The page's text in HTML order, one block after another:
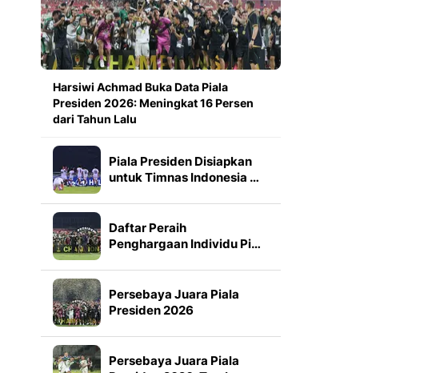
Harsiwi Achmad Buka Data Piala
Presiden 2026: Meningkat 16 Persen
dari Tahun Lalu
Piala Presiden Disiapkan
untuk Timnas Indonesia …
Daftar Peraih
Penghargaan Individu Pi…
Persebaya Juara Piala
Presiden 2026
Persebaya Juara Piala